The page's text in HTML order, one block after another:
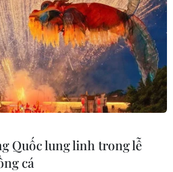
mới COVID-19 tăng
Wales và Victoria
Quốc lung linh trong lễ
cá